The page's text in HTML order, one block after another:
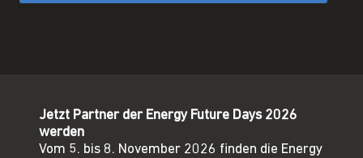
Jetzt Partner der Energy Future Days 2026
werden
Vom 5. bis 8. November 2026 finden die Energy